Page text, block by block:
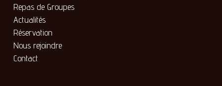
Repas de Groupes
Actualités
Réservation
Nous rejoindre
Contact